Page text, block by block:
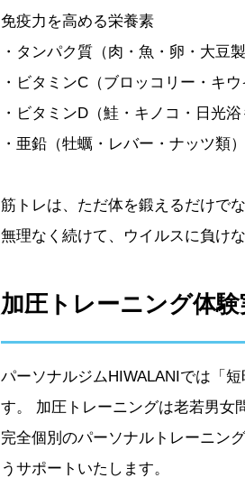
免疫力を高める栄養素
・タンパク質（肉・魚・卵・大豆製
・ビタミンC（ブロッコリー・キウ
・ビタミンD（鮭・キノコ・日光浴
・亜鉛（牡蠣・レバー・ナッツ類）
筋トレは、ただ体を鍛えるだけで
無理なく続けて、ウイルスに負け
加圧トレーニング体験
パーソナルジムHIWALANIでは「
す。 加圧トレーニングは老若男女
完全個別のパーソナルトレーニン
うサポートいたします。